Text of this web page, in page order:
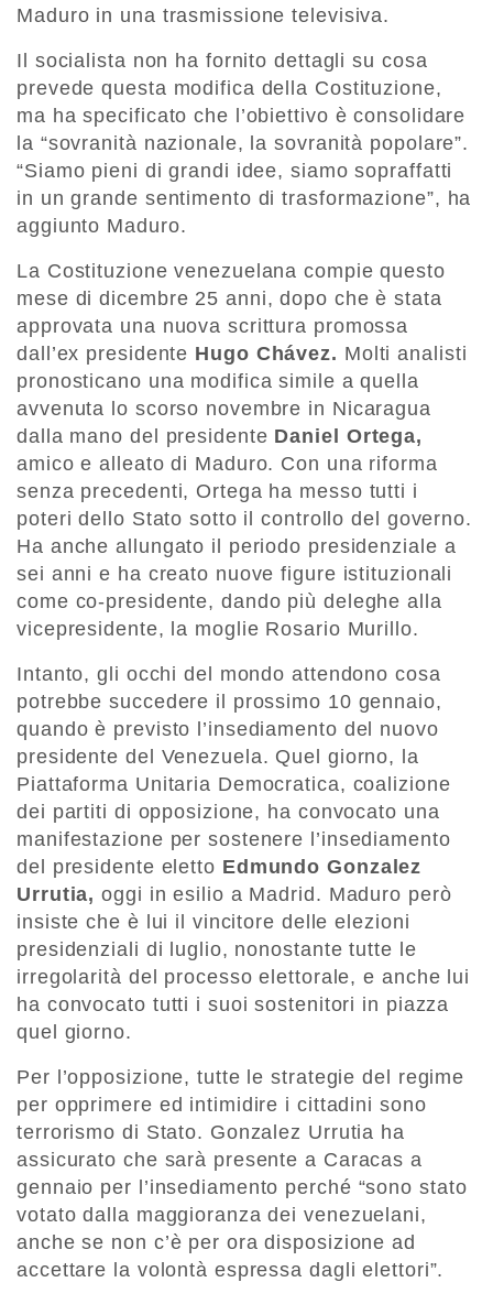
Maduro in una trasmissione televisiva.
Il socialista non ha fornito dettagli su cosa
prevede questa modifica della Costituzione,
ma ha specificato che l’obiettivo è consolidare
la “sovranità nazionale, la sovranità popolare”.
“Siamo pieni di grandi idee, siamo sopraffatti
in un grande sentimento di trasformazione”, ha
aggiunto Maduro.
La Costituzione venezuelana compie questo
mese di dicembre 25 anni, dopo che è stata
approvata una nuova scrittura promossa
dall’ex presidente Hugo Chávez. Molti analisti
pronosticano una modifica simile a quella
avvenuta lo scorso novembre in Nicaragua
dalla mano del presidente Daniel Ortega,
amico e alleato di Maduro. Con una riforma
senza precedenti, Ortega ha messo tutti i
poteri dello Stato sotto il controllo del governo.
Ha anche allungato il periodo presidenziale a
sei anni e ha creato nuove figure istituzionali
come co-presidente, dando più deleghe alla
vicepresidente, la moglie Rosario Murillo.
Intanto, gli occhi del mondo attendono cosa
potrebbe succedere il prossimo 10 gennaio,
quando è previsto l’insediamento del nuovo
presidente del Venezuela. Quel giorno, la
Piattaforma Unitaria Democratica, coalizione
dei partiti di opposizione, ha convocato una
manifestazione per sostenere l’insediamento
del presidente eletto Edmundo Gonzalez
Urrutia, oggi in esilio a Madrid. Maduro però
insiste che è lui il vincitore delle elezioni
presidenziali di luglio, nonostante tutte le
irregolarità del processo elettorale, e anche lui
ha convocato tutti i suoi sostenitori in piazza
quel giorno.
Per l’opposizione, tutte le strategie del regime
per opprimere ed intimidire i cittadini sono
terrorismo di Stato. Gonzalez Urrutia ha
assicurato che sarà presente a Caracas a
gennaio per l’insediamento perché “sono stato
votato dalla maggioranza dei venezuelani,
anche se non c’è per ora disposizione ad
accettare la volontà espressa dagli elettori”.